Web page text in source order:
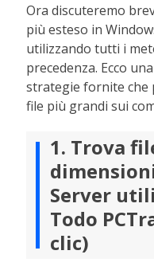
Ora discuteremo
più esteso in
utilizzando tutti i
precedenza. Ecco
strategie fornite che
file più grandi sui
1. Trova
Server
Todo
clic)